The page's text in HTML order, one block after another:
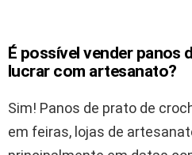
É possível vender panos
lucrar com artesanato?
Sim! Panos de prato de
em feiras, lojas de